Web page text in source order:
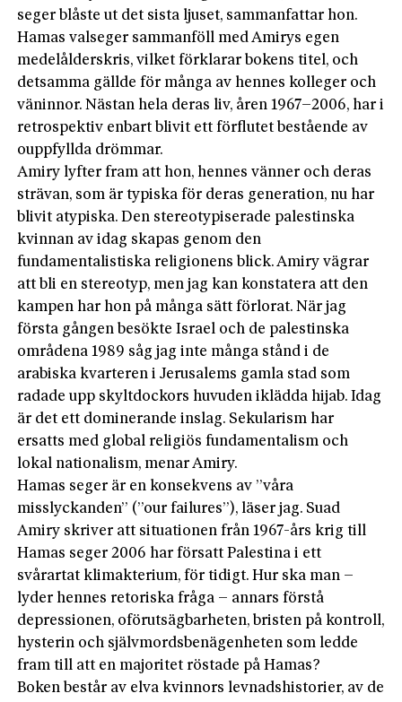
seger blåste ut det sista ljuset, sammanfattar hon.
Hamas valseger sammanföll med Amirys egen
medelålderskris, vilket förklarar bokens titel, och
detsamma gällde för många av hennes kolleger och
väninnor. Nästan hela deras liv, åren 1967–2006, har i
retrospektiv enbart blivit ett förflutet bestående av
ouppfyllda drömmar.
Amiry lyfter fram att hon, hennes vänner och deras
strävan, som är typiska för deras generation, nu har
blivit atypiska. Den stereotypiserade palestinska
kvinnan av idag skapas genom den
fundamentalistiska religionens blick. Amiry vägrar
att bli en stereotyp, men jag kan konstatera att den
kampen har hon på många sätt förlorat. När jag
första gången besökte Israel och de palestinska
områdena 1989 såg jag inte många stånd i de
arabiska kvarteren i Jerusalems gamla stad som
radade upp skyltdockors huvuden iklädda hijab. Idag
är det ett dominerande inslag. Sekularism har
ersatts med global religiös fundamentalism och
lokal nationalism, menar Amiry.
Hamas seger är en konsekvens av ”våra
misslyckanden” (”our failures”), läser jag. Suad
Amiry skriver att situationen från 1967-års krig till
Hamas seger 2006 har försatt Palestina i ett
svårartat klimakterium, för tidigt. Hur ska man –
lyder hennes retoriska fråga – annars förstå
depressionen, oförutsägbarheten, bristen på kontroll,
hysterin och självmordsbenägenheten som ledde
fram till att en majoritet röstade på Hamas?
Boken består av elva kvinnors levnadshistorier, av de